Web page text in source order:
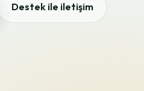
Destek ile iletişim